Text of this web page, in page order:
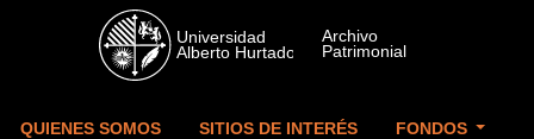
Skip to main content
QUIENES SOMOS SITIOS DE INTERÉS FONDOS